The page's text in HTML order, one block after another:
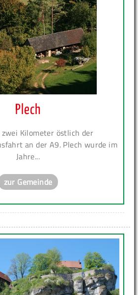
Plech
Kilometer östlich der
an der A9. Plech wurde im
Jahre...
zur Gemeinde